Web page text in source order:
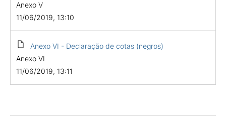
Anexo V
11/06/2019, 13:10
Anexo VI - Declaração de cotas (negros)
Anexo VI
11/06/2019, 13:11